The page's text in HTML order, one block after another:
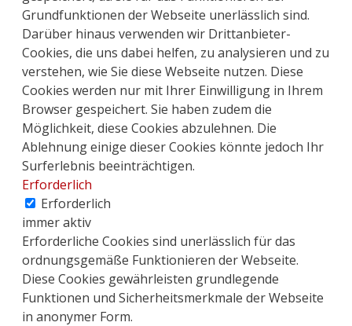
Grundfunktionen der Webseite unerlässlich sind.
Darüber hinaus verwenden wir Drittanbieter-
Cookies, die uns dabei helfen, zu analysieren und zu
verstehen, wie Sie diese Webseite nutzen. Diese
Cookies werden nur mit Ihrer Einwilligung in Ihrem
Browser gespeichert. Sie haben zudem die
Möglichkeit, diese Cookies abzulehnen. Die
Ablehnung einige dieser Cookies könnte jedoch Ihr
Surferlebnis beeinträchtigen.
Erforderlich
Erforderlich
immer aktiv
Erforderliche Cookies sind unerlässlich für das
ordnungsgemäße Funktionieren der Webseite.
Diese Cookies gewährleisten grundlegende
Funktionen und Sicherheitsmerkmale der Webseite
in anonymer Form.